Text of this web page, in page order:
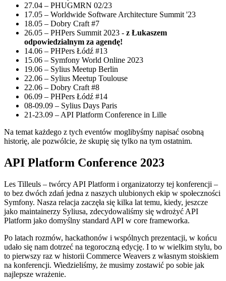
27.04 – PHUGMRN 02/23
17.05 – Worldwide Software Architecture Summit '23
18.05 – Dobry Craft #7
26.05 – PHPers Summit 2023 - z Łukaszem
odpowiedzialnym za agendę!
14.06 – PHPers Łódź #13
15.06 – Symfony World Online 2023
19.06 – Sylius Meetup Berlin
22.06 – Sylius Meetup Toulouse
22.06 – Dobry Craft #8
06.09 – PHPers Łódź #14
08-09.09 – Sylius Days Paris
21-23.09 – API Platform Conference in Lille
Na temat każdego z tych eventów moglibyśmy napisać osobną
historię, ale pozwólcie, że skupię się tylko na tym ostatnim.
API Platform Conference 2023
Les Tilleuls – twórcy API Platform i organizatorzy tej konferencji –
to bez dwóch zdań jedna z naszych ulubionych ekip w społeczności
Symfony. Nasza relacja zaczęła się kilka lat temu, kiedy, jeszcze
jako maintainerzy Syliusa, zdecydowaliśmy się wdrożyć API
Platform jako domyślny standard API w core frameworka.
Po latach rozmów, hackathonów i wspólnych prezentacji, w końcu
udało się nam dotrzeć na tegoroczną edycję. I to w wielkim stylu, bo
to pierwszy raz w historii Commerce Weavers z własnym stoiskiem
na konferencji. Wiedzieliśmy, że musimy zostawić po sobie jak
najlepsze wrażenie.